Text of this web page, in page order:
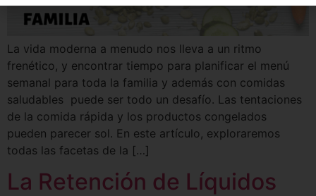
La vida moderna a menudo nos lleva a un ritmo
frenético, y encontrar tiempo para planificar el menú
semanal para toda la familia y además con comidas
saludables puede ser todo un desafío. Las tentaciones
de la comida rápida y los productos congelados
pueden parecer sol. En este artículo, exploraremos
todas las facetas de la […]
La Retención de Líquidos